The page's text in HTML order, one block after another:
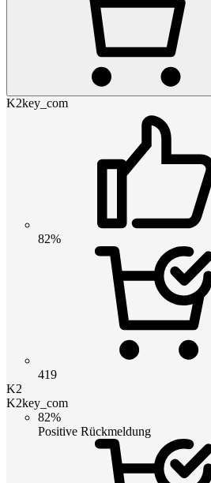
K2key_com
82%
419
K2
K2key_com
82%
Positive Rückmeldung